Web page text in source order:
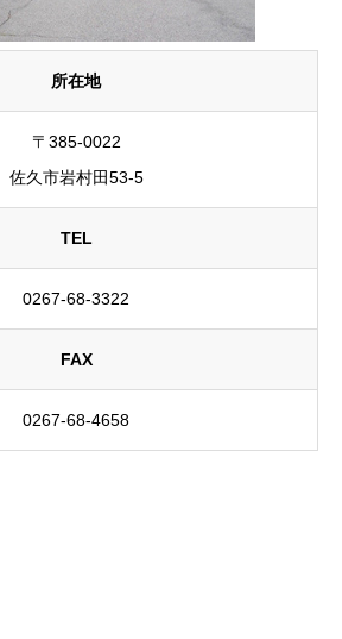
所在地
〒385-0022
佐久市岩村田53-5
TEL
0267-68-3322
FAX
0267-68-4658